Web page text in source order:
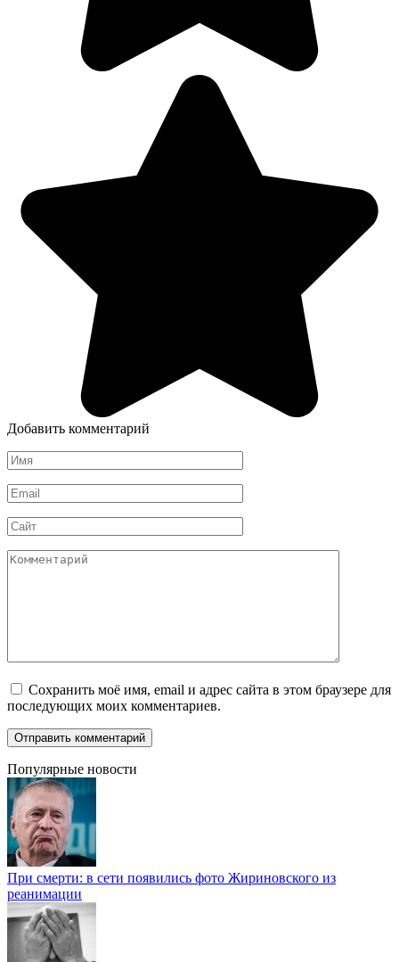
Добавить комментарий
Имя
*
Email
*
Сайт
Комментарий
Сохранить моё имя, email и адрес сайта в этом браузере для
последующих моих комментариев.
Популярные новости
При смерти: в сети появились фото Жириновского из
реанимации